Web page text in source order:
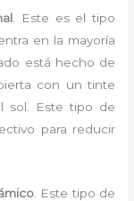
. Este es el tipo
en la mayoría
está hecho de
con un tinte
sol. Este tipo de
para reducir
. Este tipo de